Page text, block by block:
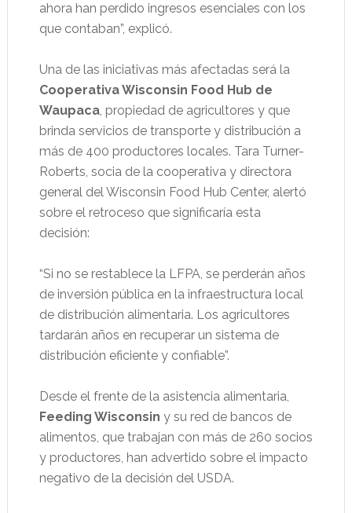
ahora han perdido ingresos esenciales con los
que contaban”, explicó.
Una de las iniciativas más afectadas será la
Cooperativa Wisconsin Food Hub de
Waupaca, propiedad de agricultores y que
brinda servicios de transporte y distribución a
más de 400 productores locales. Tara Turner-
Roberts, socia de la cooperativa y directora
general del Wisconsin Food Hub Center, alertó
sobre el retroceso que significaría esta
decisión:
“Si no se restablece la LFPA, se perderán años
de inversión pública en la infraestructura local
de distribución alimentaria. Los agricultores
tardarán años en recuperar un sistema de
distribución eficiente y confiable”.
Desde el frente de la asistencia alimentaria,
Feeding Wisconsin y su red de bancos de
alimentos, que trabajan con más de 260 socios
y productores, han advertido sobre el impacto
negativo de la decisión del USDA.